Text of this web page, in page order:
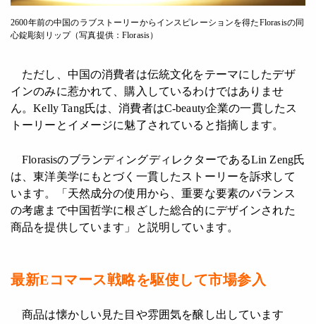
2600年前の中国のラブストーリーからインスピレーションを得たFlorasisの同
心錠彫刻リップ（写真提供：Florasis）
ただし、中国の消費者は伝統文化をテーマにしたデザ
インのみに惹かれて、購入しているわけではありませ
ん。Kelly Tang氏は、消費者はC-beauty企業の一貫したス
トーリーとイメージに魅了されていると指摘します。
FlorasisのブランディングディレクターであるLin Zeng氏
は、東洋美学にもとづく一貫したストーリーを訴求して
います。「天然成分の使用から、重要な要素のバランス
の考慮まで中国哲学に根ざした総合的にデザインされた
商品を提供しています」と説明しています。
最新Eコマース戦略を駆使して市場参入
商品は懐かしい見た目や雰囲気を醸し出しています